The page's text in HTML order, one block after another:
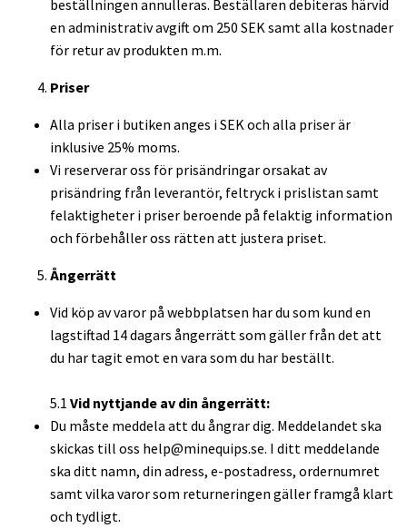
beställningen annulleras. Beställaren debiteras härvid
en administrativ avgift om 250 SEK samt alla kostnader
för retur av produkten m.m.
Priser
Alla priser i butiken anges i SEK och alla priser är
inklusive 25% moms.
Vi reserverar oss för prisändringar orsakat av
prisändring från leverantör, feltryck i prislistan samt
felaktigheter i priser beroende på felaktig information
och förbehåller oss rätten att justera priset.
Ångerrätt
Vid köp av varor på webbplatsen har du som kund en
lagstiftad 14 dagars ångerrätt som gäller från det att
du har tagit emot en vara som du har beställt.
5.1 Vid nyttjande av din ångerrätt:
Du måste meddela att du ångrar dig. Meddelandet ska
skickas till oss help@minequips.se. I ditt meddelande
ska ditt namn, din adress, e-postadress, ordernumret
samt vilka varor som returneringen gäller framgå klart
och tydligt.